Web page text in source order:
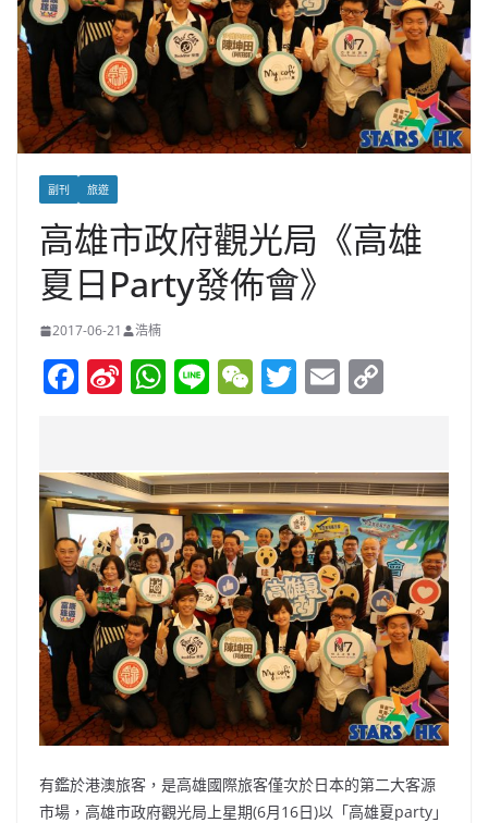
副刊 旅遊
高雄市政府觀光局《高雄
夏日Party發佈會》
2017-06-21 浩楠
F
e
b
o
o
k
Si
W
ei
b
o
W
s
A
p
p
Li W
h
at
T
er
E
l y
Li
n
k
有鑑於港澳旅客，是高雄國際旅客僅次於日本的第二大客源
市場，高雄市政府觀光局上星期(6月16日)以「高雄夏party」